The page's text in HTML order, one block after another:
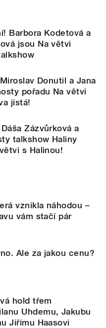
Barbora Kodetová a
jsou Na větvi
Donutil a Jana
pořadu Na větvi
jistá!
Zázvůrková a
talkshow Haliny
s Halinou!
vznikla náhodou –
vám stačí pár
Ale za jakou cenu?
hold třem
Uhdemu, Jakubu
Jiřímu Haasovi